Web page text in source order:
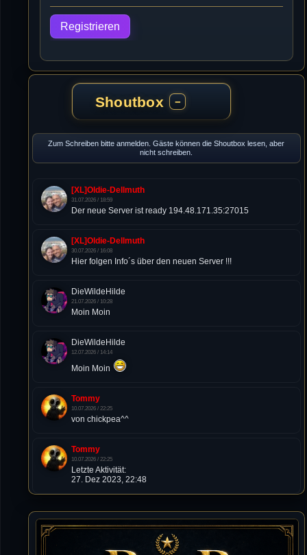
Registrieren
Shoutbox −
Zum Schreiben bitte anmelden. Gäste können die Shoutbox lesen, aber
nicht schreiben.
[XL]Oldie-Dellmuth
31.07.2026 / 18:59
Der neue Server ist ready 194.48.171.35:27015
[XL]Oldie-Dellmuth
30.07.2026 / 16:08
Hier folgen Info´s über den neuen Server !!!
DieWildeHilde
21.07.2026 / 10:28
Moin Moin
DieWildeHilde
12.07.2026 / 14:14
Moin Moin
Tommy
10.07.2026 / 22:25
von chickpea^^
Tommy
10.07.2026 / 22:25
Letzte Aktivität:
27. Dez 2023, 22:48
DieWildeHilde
10.07.2026 / 12:48
Happy Birthday Chickpea